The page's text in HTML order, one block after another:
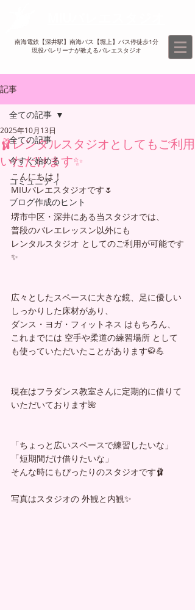
南海電鉄【深井駅】南海バス【堀上】バス停徒歩1分
現役バレリーナが教えるバレエスタジオ​
記事
全ての記事
今すぐ始める
コミュニティ
ブログ作成のヒント
全ての記事
🩰レンタルスタジオとしてもご利用
いただけます✨
2025年10月13日
こんにちは！
MIUバレエスタジオです🌷
堺市中区・深井にある当スタジオでは、
普段のバレエレッスン以外にも
レンタルスタジオ としてのご利用が可能です
✨
広々としたスペースに大きな鏡、足に優しい
しっかりした床材があり、
ダンス・ヨガ・フィットネス はもちろん、
これまでには 空手や柔道の練習場所 として
も使っていただいたことがあります🥋💪
現在はフラダンス教室さんに定期的に借りて
いただいております🌺
「ちょっと広いスペースで練習したいな」
「短期間だけ借りたいな」
そんな時にもぴったりのスタジオです🩰
写真はスタジオの 外観と内観✨